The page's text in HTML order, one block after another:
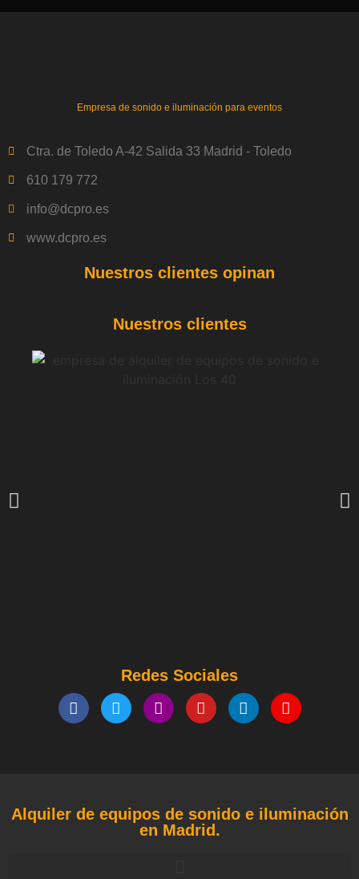
Empresa de sonido e iluminación para eventos
Ctra. de Toledo A-42 Salida 33 Madrid - Toledo
610 179 772
info@dcpro.es
www.dcpro.es
Nuestros clientes opinan
Nuestros clientes
Redes Sociales
Alquiler de equipos de sonido e iluminación
en Madrid.